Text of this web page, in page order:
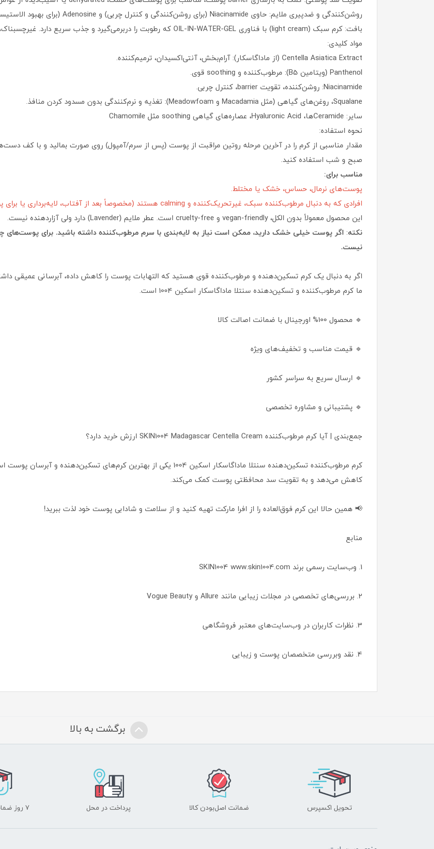
روشن‌کنندگی و ضدپیری ملایم: حاوی Niacinamide (برای روشن‌کنندگی و کنترل چربی) و Adenosine (برای بهبود الاستیسیته و کاهش چین‌وچروک).
بافت: کرم سبک (light cream) با فناوری OIL-IN-WATER-GEL که رطوبت را دربرمی‌گیرد و جذب سریع دارد. غیرچسبناک، مناسب استفاده روزانه و زیر آرایش.
مواد کلیدی:
Centella Asiatica Extract (از ماداگاسکار): آرام‌بخش، آنتی‌اکسیدان، ترمیم‌کننده.
Panthenol (ویتامین B5): مرطوب‌کننده و soothing قوی.
Niacinamide: روشن‌کننده، تقویت barrier، کنترل چربی.
Squalane، روغن‌های گیاهی (مثل Macadamia و Meadowfoam): تغذیه و نرم‌کنندگی بدون مسدود کردن منافذ.
سایر: Ceramideها، Hyaluronic Acid، عصاره‌های گیاهی soothing مثل Chamomile
نحوه استفاده:
مقدار مناسبی از کرم را در آخرین مرحله روتین مراقبت از پوست (پس از سرم/آمپول) روی صورت بمالید و با کف
صبح و شب استفاده کنید.
مناسب برای:
پوست‌های نرمال، حساس، خشک یا مختلط.
افرادی که به دنبال مرطوب‌کننده سبک، غیرتحریک‌کننده و calming هستند (مخصوصاً بعد از آفتاب، لایه‌برداری یا برای پوست‌های مستعد التهاب).
این محصول معمولاً بدون الکل، vegan-friendly و cruelty-free است. عطر ملایم (Lavender) دارد ولی آزاردهنده نیست.
نکته: اگر پوست خیلی خشک دارید، ممکن است نیاز به لایه‌بندی با سرم مرطوب‌کننده داشته باشید. برای
نیست.
اگر به دنبال یک کرم تسکین‌دهنده و مرطوب‌کننده قوی هستید که التهابات پوست را کاهش داده، آبرسانی عمیقی
ما کرم مرطوب‌کننده و تسکین‌دهنده سنتلا ماداگاسکار اسکین 1004 است.
🔹 محصول 100% اورجینال با ضمانت اصالت کالا
🔹 قیمت مناسب و تخفیف‌های ویژه
🔹 ارسال سریع به سراسر کشور
🔹 پشتیبانی و مشاوره تخصصی
جمع‌بندی | آیا کرم مرطوب‌کننده SKIN1004 Madagascar Centella Cream ارزش خرید دارد؟
کرم مرطوب‌کننده تسکین‌دهنده سنتلا ماداگاسکار اسکین 1004 یکی از بهترین کرم‌های
کاهش می‌دهد و به تقویت سد محافظتی پوست کمک می‌کند.
📢 همین حالا این کرم فوق‌العاده را از افرا مارکت تهیه کنید و از سلامت و شادابی پوست خود لذت ببرید!
منابع
1. وب‌سایت رسمی برند SKIN1004 www.skin1004.com
2. بررسی‌های تخصصی در مجلات زیبایی مانند Allure و Vogue Beauty
3. نظرات کاربران در وب‌سایت‌های معتبر فروشگاهی
4. نقد وبررسی متخصصان پوست و زیبایی
برگشت به بالا
تحویل اکسپرس ضمانت اصل‌بودن کالا پرداخت در محل ۷ روز ضمانت بازگشت